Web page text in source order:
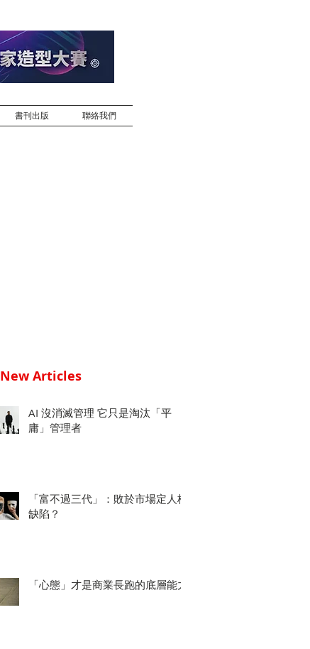
書刊出版 聯絡我們
New Articles
AI 沒消滅管理 它只是淘汰「平
庸」管理者
「富不過三代」：敗於市場定人格
缺陷？
「心態」才是商業長跑的底層能力